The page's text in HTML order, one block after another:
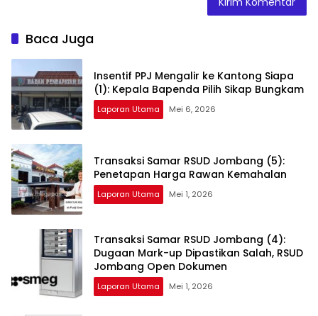
Baca Juga
Insentif PPJ Mengalir ke Kantong Siapa
(1): Kepala Bapenda Pilih Sikap Bungkam
Laporan Utama Mei 6, 2026
Transaksi Samar RSUD Jombang (5):
Penetapan Harga Rawan Kemahalan
Laporan Utama Mei 1, 2026
Transaksi Samar RSUD Jombang (4):
Dugaan Mark-up Dipastikan Salah, RSUD
Jombang Open Dokumen
Laporan Utama Mei 1, 2026